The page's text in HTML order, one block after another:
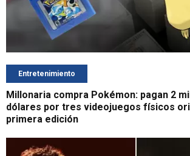
Entretenimiento
Millonaria compra Pokémon: pagan 2
dólares por tres videojuegos físicos
primera edición